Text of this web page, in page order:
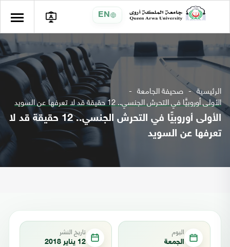
EN
الرئيسية صحيفة الجامعة
الأولى أوروبيًّا في التحرش الجنسي.. 12 حقيقة قد لا تعرفها عن السويد
الأولى أوروبيًّا في التحرش الجنسي.. 12 حقيقة قد لا
تعرفها عن السويد
اليوم
الجمعة
تاريخ النشر
12 يناير 2018